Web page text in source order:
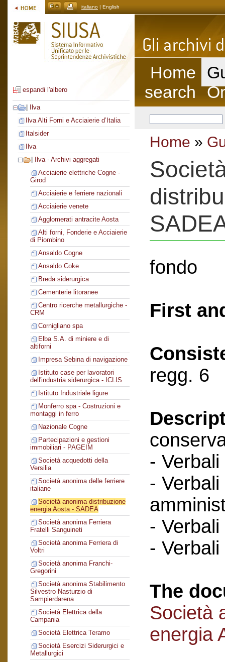
italiano | English
espandi l'albero
Ilva
Ilva Alti Forni e Acciaierie d’Italia
Italsider
Ilva
Ilva - Archivi aggregati
Acciaierie elettriche Cogne -
Girod
Acciaierie e ferriere nazionali
Acciaierie venete
Agglomerati antracite Aosta
Alti forni, Fonderie e Acciaierie
di Piombino
Ansaldo Cogne
Ansaldo Coke
Breda siderurgica
Cementerie litoranee
Centro ricerche metallurgiche -
CRM
Cornigliano spa
Elba S.A. di miniere e di
altiforni
Impresa Sebina di navigazione
Istituto case per lavoratori
dell'industria siderurgica - ICLIS
Istituto Industriale ligure
Monferro spa - Costruzioni e
montaggi in ferro
Nazionale Cogne
Partecipazioni e gestioni
immobiliari - PAGEIM
Società acquedotti della
Versilia
Società anonima delle ferriere
italiane
Società anonima distribuzione
energia Aosta - SADEA
Società anonima Ferriera
Fratelli Sanguineti
Società anonima Ferriera di
Voltri
Società anonima Franchi-
Gregorini
Società anonima Stabilimento
Silvestro Nasturzio di
Sampierdarena
Società Elettrica della
Campania
Società Elettrica Teramo
Società Esercizi Siderurgici e
Metallurgici
Home
search
Home »
fondo
First
regg. 6
-
-
-
-
The
Società
energia